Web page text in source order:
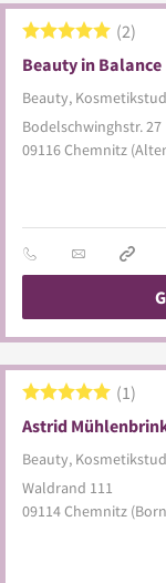
Beauty in Balance
Beauty,
2
Bodelschwinghstr. 27
09116Chemnitz
Astrid
Beauty,
1
Waldrand 111
09114Chemnitz